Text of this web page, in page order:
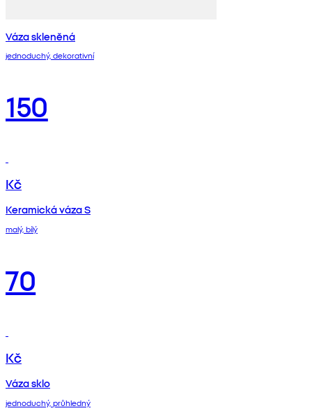
Váza skleněná
jednoduchý, dekorativní
150
Kč
Keramická váza S
malý, bílý
70
Kč
Váza sklo
jednoduchý, průhledný